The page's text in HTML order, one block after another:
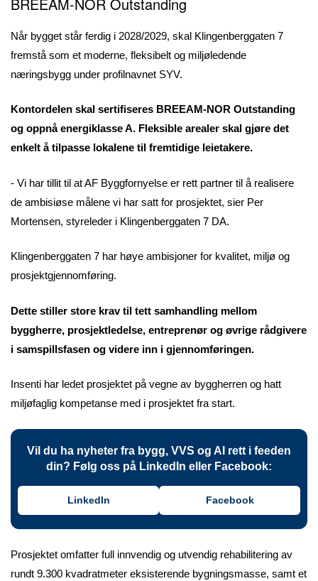
Når bygget står ferdig i 2028/2029, skal Klingenberggaten 7
fremstå som et moderne, fleksibelt og miljøledende
næringsbygg under profilnavnet SYV.
Kontordelen skal sertifiseres BREEAM-NOR Outstanding
og oppnå energiklasse A. Fleksible arealer skal gjøre det
enkelt å tilpasse lokalene til fremtidige leietakere.
- Vi har tillit til at AF Byggfornyelse er rett partner til å realisere
de ambisiøse målene vi har satt for prosjektet, sier Per
Mortensen, styreleder i Klingenberggaten 7 DA.
Klingenberggaten 7 har høye ambisjoner for kvalitet, miljø og
prosjektgjennomføring.
Dette stiller store krav til tett samhandling mellom
byggherre, prosjektledelse, entreprenør og øvrige rådgivere
i samspillsfasen og videre inn i gjennomføringen.
Insenti har ledet prosjektet på vegne av byggherren og hatt
miljøfaglig kompetanse med i prosjektet fra start.
Vil du ha nyheter fra bygg, VVS og AI rett i feeden
din? Følg oss på LinkedIn eller Facebook:
LinkedIn Facebook
Prosjektet omfatter full innvendig og utvendig rehabilitering av
rundt 9.300 kvadratmeter eksisterende bygningsmasse, samt et